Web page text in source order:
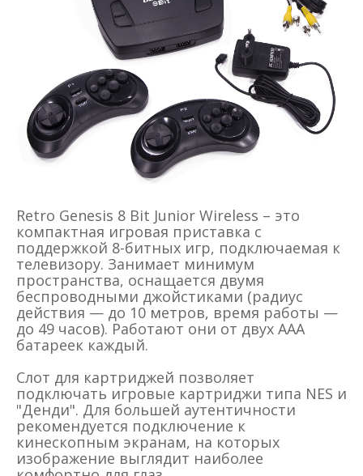
Retro Genesis 8 Bit Junior Wireless – это
компактная игровая приставка с
поддержкой 8-битных игр, подключаемая к
телевизору. Занимает минимум
пространства, оснащается двумя
беспроводными джойстиками (радиус
действия — до 10 метров, время работы —
до 49 часов). Работают они от двух ААА
батареек каждый.
Слот для картриджей позволяет
подключать игровые картриджи типа NES и
"Денди". Для большей аутентичности
рекомендуется подключение к
кинескопным экранам, на которых
изображение выглядит наиболее